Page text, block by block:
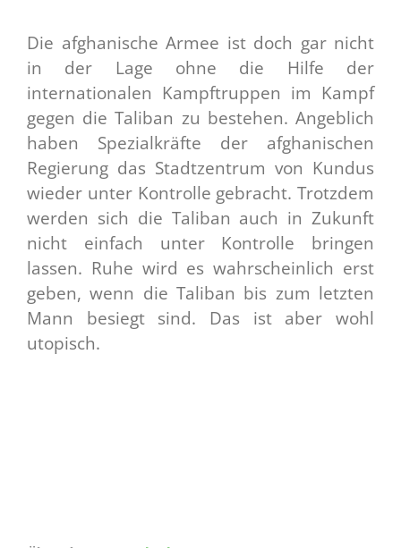
Die afghanische Armee ist doch gar nicht
in der Lage ohne die Hilfe der
internationalen Kampftruppen im Kampf
gegen die Taliban zu bestehen. Angeblich
haben Spezialkräfte der afghanischen
Regierung das Stadtzentrum von Kundus
wieder unter Kontrolle gebracht. Trotzdem
werden sich die Taliban auch in Zukunft
nicht einfach unter Kontrolle bringen
lassen. Ruhe wird es wahrscheinlich erst
geben, wenn die Taliban bis zum letzten
Mann besiegt sind. Das ist aber wohl
utopisch.